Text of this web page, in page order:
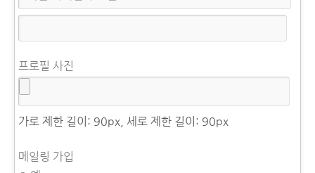
프로필 사진
가로 제한 길이: 90px, 세로 제한 길이: 90px
메일링 가입